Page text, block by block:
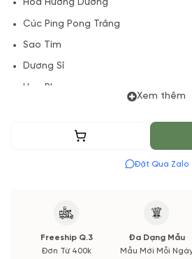
Hoa Hướng Dương
Cúc Ping Pong Trắng
Sao Tím
Dương Sỉ
Hoa Phụ
Nếu có thay đổi về Hoa phụ và thời
báo đến Quý khách hàng xác nhận
Xem thêm
Thêm vào giỏ
Đặt Qua Zalo
Freeship Q.3
Đơn Từ 400k
Đa Dạng Mẫu
Mẫu Mới Mỗi